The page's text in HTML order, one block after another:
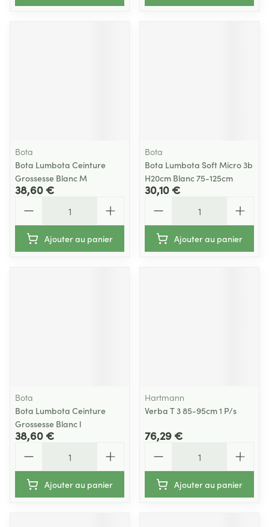
Bota
Bota Lumbota Ceinture
Grossesse Blanc M
38,60 €
Ajouter au panier
Bota
Bota Lumbota Soft Micro 3b
H20cm Blanc 75-125cm
30,10 €
Ajouter au panier
Bota
Bota Lumbota Ceinture
Grossesse Blanc l
38,60 €
Ajouter au panier
Hartmann
Verba T 3 85-95cm 1 P/s
76,29 €
Ajouter au panier